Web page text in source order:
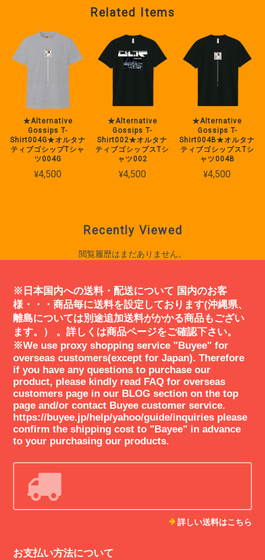
2023/01/09
洗練されたデザイン！！ 装着のフィット感も良い！！ コンセプトの
「未来の宇宙都市」がしっかりある！！ . 個人的にサイバーパンク的
な要素も感じ「時計仕掛けのオレンジ」を思い出す！美しく平和な未
来と、それを守る厳格さや冷たさ様なものの両方を持ち合わせた様な
デザインが日常に緊張感を与えてくれる！！
コメントありがとうございました！商品
のコンセプト、質感についてのご感想も
ありがとうございます。これからも時計
仕掛けのオレンジのような未来世界を思
modsonicのデザインとセンスに惚れました。近未来的なSF映画のフ
ァッションを彷彿とさせ痺れました。エッジが効いていながら日常使
いでもさりげなく身につけることができます。modsonicさんは今後も
注目して行きたいと思います。素敵な商品をありがとうございまし
た！
ご丁寧なReviewコメント誠にありがと
うございます。近未来のSF映画を想起
し体感していただけましたことに感謝申
し上げます。それは正にモッドソニック
が目指しているアクセサリーの世界観で
すので、とても嬉しいです。ありがとう
Related Items
★Alternative
Gossips T-
Shirt004G★オルタナ
ティブゴシップTシャ
ツ004G
¥4,500
★Alternative
Gossips T-
Shirt002★オルタナ
ティブゴシップスTシ
ャツ002
¥4,500
★Alternative
Gossips T-
Shirt004B★オルタナ
ティブゴシップスTシ
ャツ004B
¥4,500
Recently Viewed
閲覧履歴はまだありません。
※日本国内への送料・配送について 国内のお客
様・・・商品毎に送料を設定しております(沖縄県、
離島については別途追加送料がかかる商品もござい
ます。） 。詳しくは商品ページをご確認下さい。
※We use proxy shopping service "Buyee" for
overseas customers(except for Japan). Therefore
if you have any questions to purchase our
product, please kindly read FAQ for overseas
customers page in our BLOG section on the top
page and/or contact Buyee customer service.
https://buyee.jp/help/yahoo/guide/inquiries please
confirm the shipping cost to "Bayee" in advance
to your purchasing our products.
詳しい送料はこちら
お支払い方法について